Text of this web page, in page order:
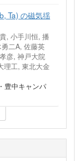
Ta) の磁気揺
, 小手川恒, 播
二A, 佐藤英
彦, 神戸大院
理工, 東北大金
豊中キャンパ